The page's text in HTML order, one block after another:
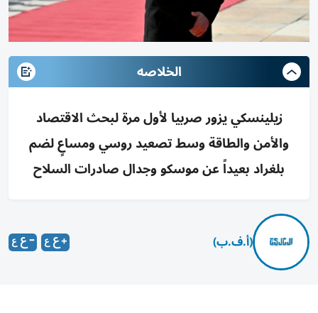
الخلاصه
زيلينسكي يزور صربيا لأول مرة لبحث الاقتصاد
والأمن والطاقة وسط تصعيد روسي ومساعٍ لضم
بلغراد بعيداً عن موسكو وجدال صادرات السلاح
(أ.ف.ب)